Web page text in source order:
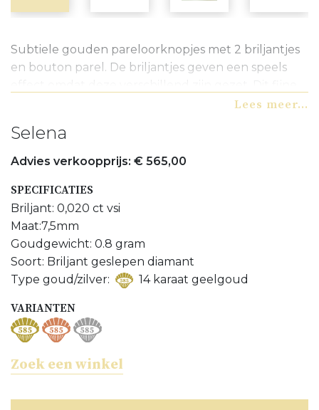
Subtiele gouden pareloorknopjes met 2 briljantjes
en bouton parel. De briljantjes geven een speels
model is onderdeel van een set. De hanger en ring
uw juwelier.
Bijpassend hanger bekijken
Bijpassend ring bekijken
Meer Oorsieraden bekijken
Meer Zoetwaterparel sieraden bekijken
Meer sieraden met Diamanten bekijken
Lees meer...
Selena
Advies verkoopprijs: € 565,00
SPECIFICATIES
Briljant: 0,020 ct vsi
Maat:7,5mm
Goudgewicht: 0.8 gram
Soort: Briljant geslepen diamant
Type goud/zilver:
14 karaat geelgoud
VARIANTEN
Zoek een winkel